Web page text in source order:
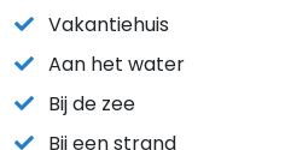
Vakantiehuis
Aan het water
Bij de zee
Bij een strand